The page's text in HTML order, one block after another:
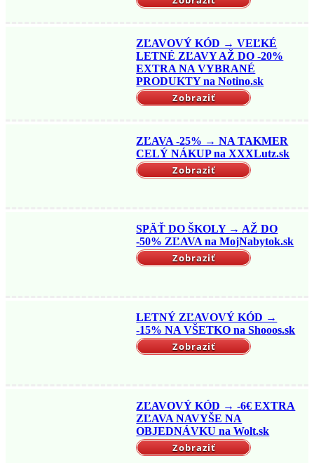
ZĽAVOVÝ KÓD → VEĽKÉ
LETNÉ ZĽAVY AŽ DO -20%
EXTRA NA VYBRANÉ
PRODUKTY na Notino.sk
Zobraziť
ZĽAVA -25% → NA TAKMER
CELÝ NÁKUP na XXXLutz.sk
Zobraziť
SPÄŤ DO ŠKOLY → AŽ DO
-50% ZĽAVA na MojNabytok.sk
Zobraziť
LETNÝ ZĽAVOVÝ KÓD →
-15% NA VŠETKO na Shooos.sk
Zobraziť
ZĽAVOVÝ KÓD → -6€ EXTRA
ZĽAVA NAVYŠE NA
OBJEDNÁVKU na Wolt.sk
Zobraziť